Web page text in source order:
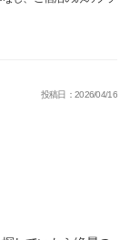
投稿日：2026/04/16